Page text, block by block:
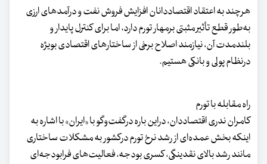
هرچند به اعتقاد اقتصاددانان افزایش فروش نفت و درآمدهای ارزی
به‌طور قطع تأثیر مثبتی برمهار تورم دارد، اما برای کنترل پایدار و
بلندمدت آن، نیازمند اصلاح برخی از ساختارهای اقتصادی بویژه
درنظام پولی و بانکی هستیم.
راه مقابله با تورم
کامران ندری اقتصاددان، دراین باره درگفت‌وگو با «ایران» با اشاره به
اینکه بخش عمده‌ای از رشد نرخ تورم درکشور به مشکلات ساختاری
مانند رشد بالای نقدینگی، کسری بودجه، فعالیت‌های فرابودجه‌ای